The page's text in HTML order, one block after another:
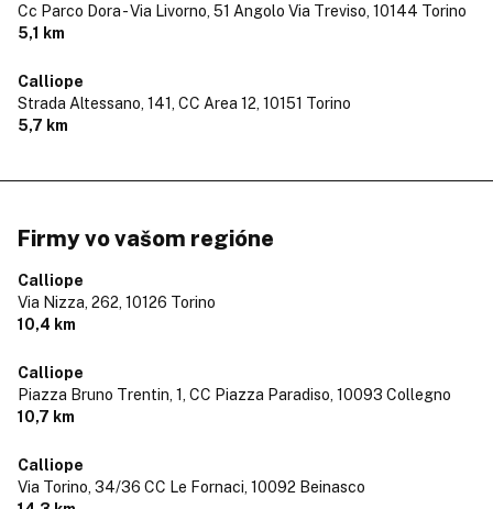
Cc Parco Dora - Via Livorno, 51 Angolo Via Treviso, 10144 Torino
5,1 km
Calliope
Strada Altessano, 141, CC Area 12, 10151 Torino
5,7 km
Firmy vo vašom regióne
Calliope
Via Nizza, 262, 10126 Torino
10,4 km
Calliope
Piazza Bruno Trentin, 1, CC Piazza Paradiso, 10093 Collegno
10,7 km
Calliope
Via Torino, 34/36 CC Le Fornaci, 10092 Beinasco